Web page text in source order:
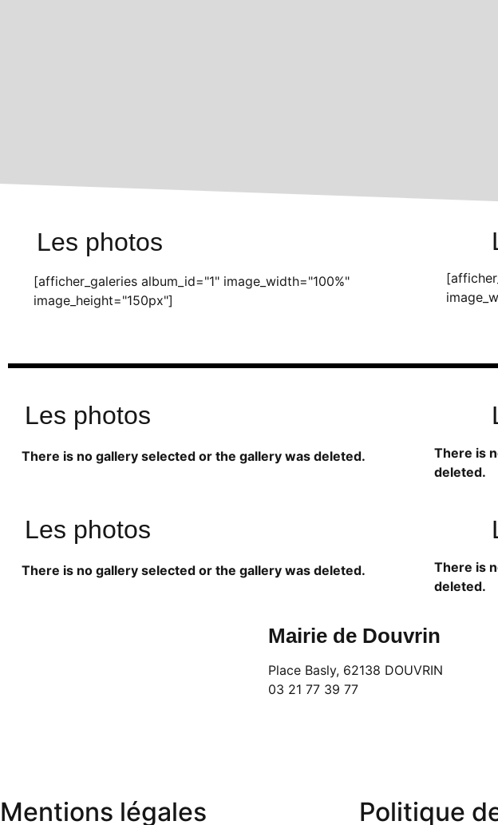
Les photos
[afficher_galeries album_id="1" image_width="100%"
image_height="150px"]
Les photos
There is no gallery selected or the gallery was deleted.
There is
deleted.
Les photos
There is no gallery selected or the gallery was deleted.
There is
deleted.
Mairie de Douvrin
Place Basly, 62138 DOUVRIN
03 21 77 39 77
Mentions légales Politique